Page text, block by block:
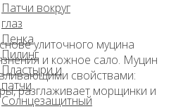
Патчи вокруг
глаз
Пенка
Пилинг
Пластыри и
патчи
Солнцезащитный
улиточного муцина
и кожное сало. Муцин
свойствами:
разглаживает морщинки и